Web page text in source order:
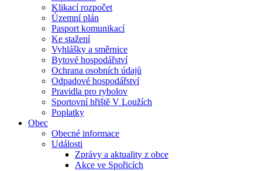
Klikací rozpočet
Územní plán
Pasport komunikací
Ke stažení
Vyhlášky a směrnice
Bytové hospodářství
Ochrana osobních údajů
Odpadové hospodářství
Pravidla pro rybolov
Sportovní hřiště V Loužích
Poplatky
Obec
Obecné informace
Události
Zprávy a aktuality z obce
Akce ve Spořicích